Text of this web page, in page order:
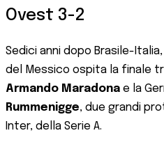
Ovest 3-2
Sedici anni dopo Brasile-
del Messico ospita la finale
Armando Maradona e la
Rummenigge, due grandi
Inter, della Serie A.